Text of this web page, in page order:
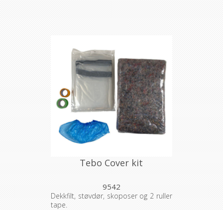
Tebo Cover kit
9542
Dekkfilt, støvdør, skoposer og 2 ruller
tape.